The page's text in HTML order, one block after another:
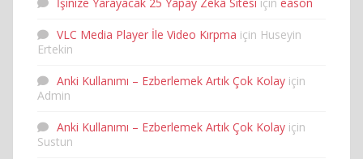
VLC Media Player İle Video Kırpma için Huseyin
Ertekin
Anki Kullanımı – Ezberlemek Artık Çok Kolay için
Admin
Anki Kullanımı – Ezberlemek Artık Çok Kolay için
Sustun